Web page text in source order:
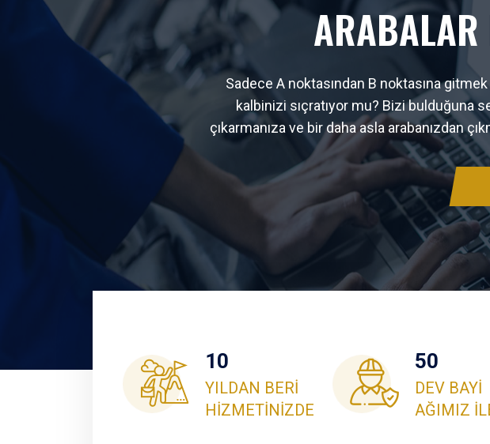
Sadece A noktasından B noktasına
kalbinizi sıçratıyor mu? Bizi bulduğuna
çıkarmanıza ve bir daha asla arabanızdan
10
YILDAN BERİ
HİZMETİNİZDE
50
DEV BAYİ
AĞIMIZ